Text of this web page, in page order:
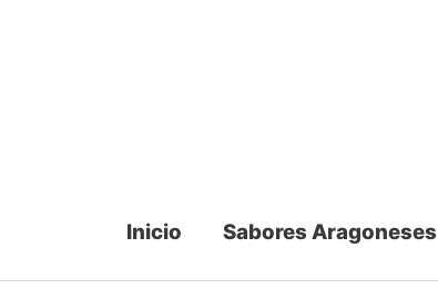
Inicio Sabores Aragoneses